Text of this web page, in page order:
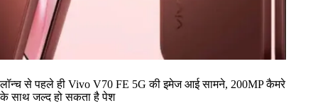
लॉन्च से पहले ही Vivo V70 FE 5G की इमेज आई सामने, 200MP कैमरे
के साथ जल्द हो सकता है पेश